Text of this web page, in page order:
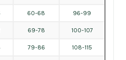
60-68 96-99
69-78 100-107
79-86 108-115